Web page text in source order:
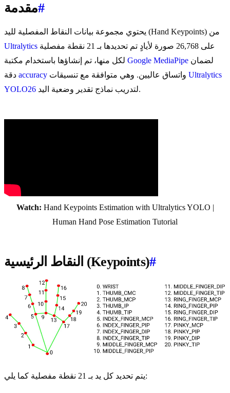
مقدمة#
يحتوي مجموعة بيانات النقاط المفصلية لليد (Hand Keypoints) من
Ultralytics
Google MediaPipe
accuracy
Ultralytics
YOLO26
لتدريب نماذج تقدير وضعية اليد.
Watch: Hand Keypoints Estimation with Ultralytics YOLO |
Human Hand Pose Estimation Tutorial
النقاط الرئيسية (Keypoints)#
يتم تحديد كل يد بـ 21 نقطة مفصلية كما يلي: